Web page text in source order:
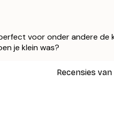
voor onder andere
je klein was?
Recensies